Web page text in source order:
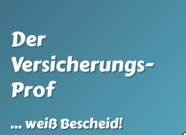
Der
Versicherungs-
Prof
… weiß Bescheid!